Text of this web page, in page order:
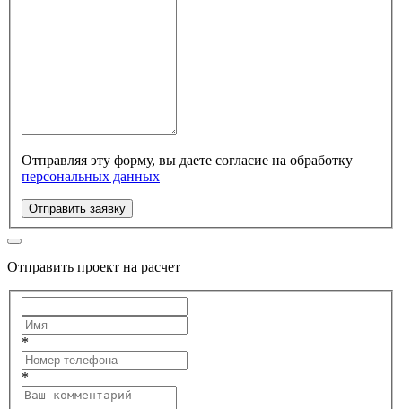
Отправляя эту форму, вы даете согласие на обработку
персональных данных
Отправить заявку
Отправить проект на расчет
*
*